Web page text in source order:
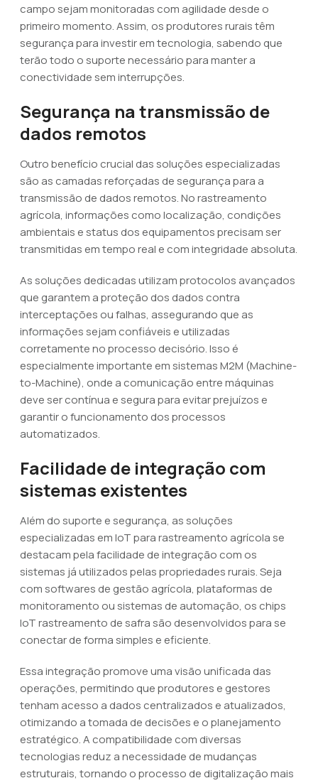
campo sejam monitoradas com agilidade desde o
primeiro momento. Assim, os produtores rurais têm
segurança para investir em tecnologia, sabendo que
terão todo o suporte necessário para manter a
conectividade sem interrupções.
Segurança na transmissão de
dados remotos
Outro benefício crucial das soluções especializadas
são as camadas reforçadas de segurança para a
transmissão de dados remotos. No rastreamento
agrícola, informações como localização, condições
ambientais e status dos equipamentos precisam ser
transmitidas em tempo real e com integridade absoluta.
As soluções dedicadas utilizam protocolos avançados
que garantem a proteção dos dados contra
interceptações ou falhas, assegurando que as
informações sejam confiáveis e utilizadas
corretamente no processo decisório. Isso é
especialmente importante em sistemas M2M (Machine-
to-Machine), onde a comunicação entre máquinas
deve ser contínua e segura para evitar prejuízos e
garantir o funcionamento dos processos
automatizados.
Facilidade de integração com
sistemas existentes
Além do suporte e segurança, as soluções
especializadas em IoT para rastreamento agrícola se
destacam pela facilidade de integração com os
sistemas já utilizados pelas propriedades rurais. Seja
com softwares de gestão agrícola, plataformas de
monitoramento ou sistemas de automação, os chips
IoT rastreamento de safra são desenvolvidos para se
conectar de forma simples e eficiente.
Essa integração promove uma visão unificada das
operações, permitindo que produtores e gestores
tenham acesso a dados centralizados e atualizados,
otimizando a tomada de decisões e o planejamento
estratégico. A compatibilidade com diversas
tecnologias reduz a necessidade de mudanças
estruturais, tornando o processo de digitalização mais